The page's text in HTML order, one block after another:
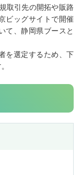
促進事業
取引先の開拓や販路
ビッグサイトで開催
て、静岡県ブースと
を選定するため、下